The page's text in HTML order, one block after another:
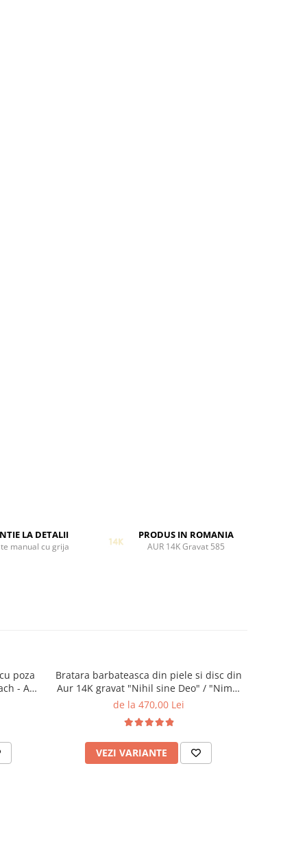
LA DETALII
manual cu grija
PRODUS IN ROMANIA
AUR 14K Gravat 585
poza
- Aur
Bratara barbateasca din piele si disc din
Aur 14K gravat "Nihil sine Deo" / "Nimic
fara Dumnezeu" Reglabila
de la 470,00 Lei
VEZI VARIANTE